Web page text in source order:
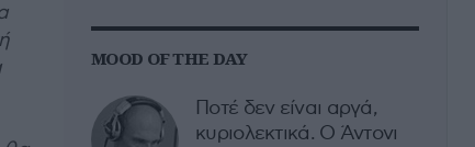
MOOD OF THE DAY
Ποτέ δεν είναι αργά,
κυριολεκτικά. Ο Άντονι